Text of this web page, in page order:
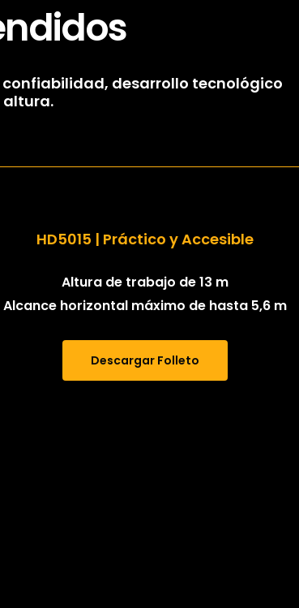
confiabilidad, desarrollo tecnológico
altura.
HD5015 | Práctico y Accesible
Altura de trabajo de 13 m
Alcance horizontal máximo de hasta 5,6 m
Descargar Folleto